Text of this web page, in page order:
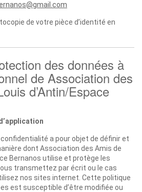
de votre pièce d’identité en
des données à
de Association des
d’Antin/Espace
confidentialité a pour objet de définir et
dont Association des Amis de
Bernanos utilise et protège les
transmettez par écrit ou le cas
nos sites internet. Cette politique
est susceptible d’être modifiée ou